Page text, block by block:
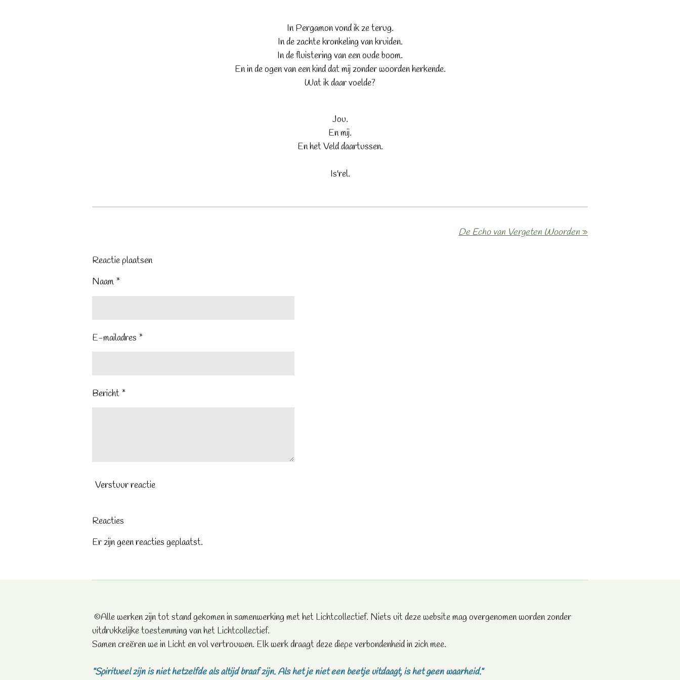
In Pergamon vond ik ze terug.
In de zachte kronkeling van kruiden.
In de fluistering van een oude boom.
En in de ogen van een kind dat mij zonder woorden herkende.
Wat ik daar voelde?
Jou.
En mij.
En het Veld daartussen.
Is'rel.
De Echo van Vergeten Woorden»
Reactie plaatsen
Naam *
E-mailadres *
Bericht *
Verstuur reactie
Reacties
Er zijn geen reacties geplaatst.
©Alle werken zijn tot stand gekomen in samenwerking met het Lichtcollectief. Niets uit deze website mag overgenomen worden zonder
uitdrukkelijke toestemming van het Lichtcollectief.
Samen creëren we in Licht en vol vertrouwen. Elk werk draagt deze diepe verbondenheid in zich mee.
"Spiritueel zijn is niet hetzelfde als altijd braaf zijn.Als het je niet een beetje uitdaagt, is het geen waarheid."